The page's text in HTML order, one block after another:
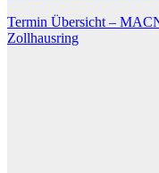
Termin Übersicht –
Zollhausring